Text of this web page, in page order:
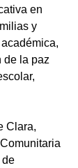
en
y
de la paz
Clara,
de